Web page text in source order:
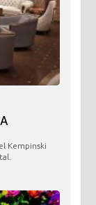
Kempinski